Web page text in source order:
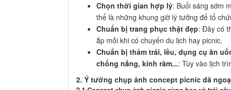
Chọn thời gian hợp lý: Buổi sáng sớm
thể là những khung giờ lý tưởng để tổ
Chuẩn bị trang phục thật đẹp: Đây có
ắp mỗi khi có chuyến du lịch hay picnic.
Chuẩn bị thảm trải, lều, dụng cụ ăn
chống nắng, kính râm...: Tùy vào lịch
2. Ý tưởng chụp ảnh concept picnic dã